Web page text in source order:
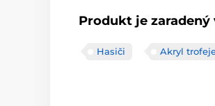
Produkt je
Hasiči Akryl